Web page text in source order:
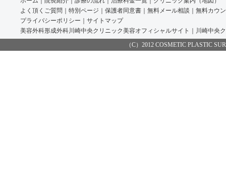
よく頂くご質問
特別ページ 保護者同意書 無料メール相談
無料カウ
プライバシーポリシー
サイトマップ
美容外科形成外科川崎中央クリニック美容オフィシャルサイト
川崎中央
（C）2012 COSMETIC PLASTIC